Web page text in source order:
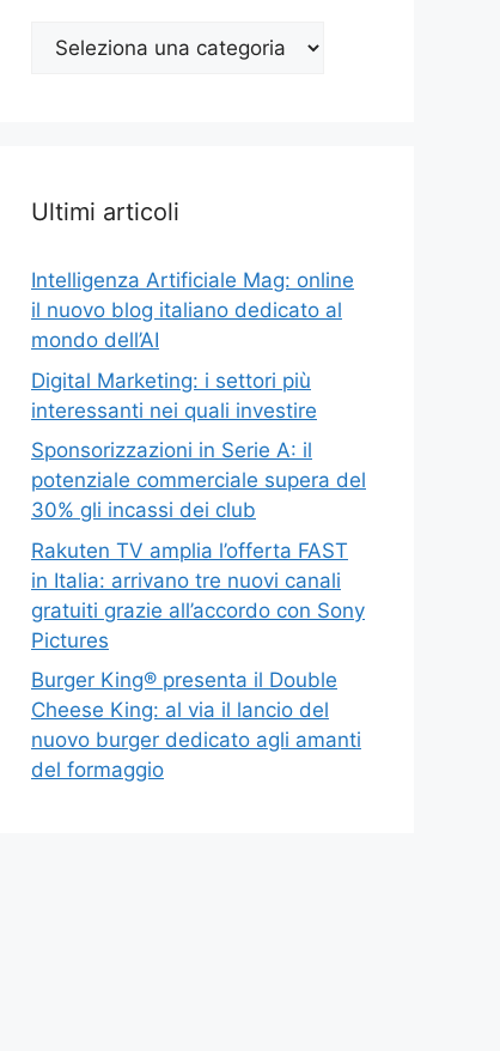
Argomenti
Ultimi articoli
Intelligenza Artificiale Mag: online
il nuovo blog italiano dedicato al
mondo dell’AI
Digital Marketing: i settori più
interessanti nei quali investire
Sponsorizzazioni in Serie A: il
potenziale commerciale supera del
30% gli incassi dei club
Rakuten TV amplia l’offerta FAST
in Italia: arrivano tre nuovi canali
gratuiti grazie all’accordo con Sony
Pictures
Burger King® presenta il Double
Cheese King: al via il lancio del
nuovo burger dedicato agli amanti
del formaggio